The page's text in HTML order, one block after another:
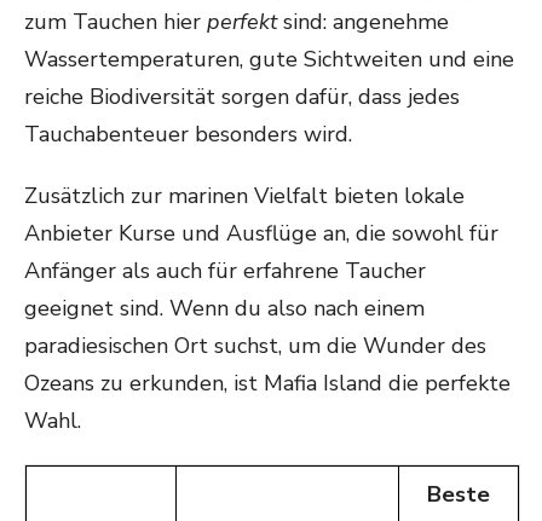
zum Tauchen hier perfektsind: angenehme
Wassertemperaturen, gute Sichtweiten und eine
reiche Biodiversität sorgen dafür, dass jedes
Tauchabenteuer besonders wird.
Zusätzlich zur marinen Vielfalt bieten lokale
Anbieter Kurse und Ausflüge an, die sowohl für
Anfänger als auch für erfahrene Taucher
geeignet sind. Wenn du also nach einem
paradiesischen Ort suchst, um die Wunder des
Ozeans zu erkunden, ist Mafia Island die perfekte
Wahl.
Beste